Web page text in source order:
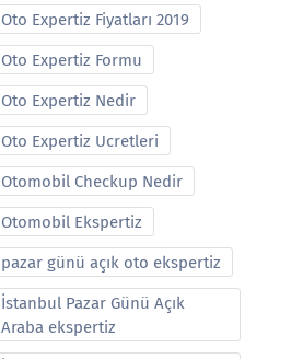
Oto Expertiz Fiyatları 2019
Oto Expertiz Formu
Oto Expertiz Nedir
Oto Expertiz Ucretleri
Otomobil Checkup Nedir
Otomobil Ekspertiz
pazar günü açık oto ekspertiz
İstanbul Pazar Günü Açık
Araba ekspertiz